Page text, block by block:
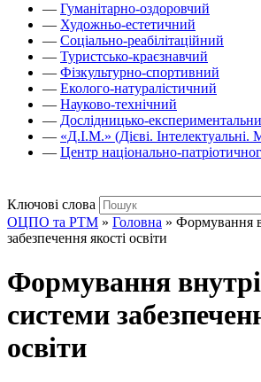
— Гуманітарно-оздоровчий
— Художньо-естетичний
— Соціально-реабілітаційний
— Туристсько-краєзнавчий
— Фізкультурно-спортивний
— Еколого-натуралістичний
— Науково-технічний
— Дослідницько-
— «Д.І.М.» (Дієві. Інтелектуальні.
— Центр національно-
Ключові слова
ОЦПО та РТМ » Головна » Формування
забезпечення якості освіти
Формування
системи
освіти